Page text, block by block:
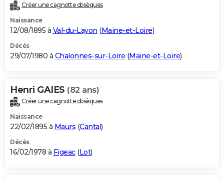
Créer une cagnotte obsèques
Naissance
12/08/1895 à Val-du-Layon (Maine-et-Loire)
Décès
29/07/1980 à Chalonnes-sur-Loire (Maine-et-Loire)
Henri GAIES (82 ans)
Créer une cagnotte obsèques
Naissance
22/02/1895 à Maurs (Cantal)
Décès
16/02/1978 à Figeac(Lot)